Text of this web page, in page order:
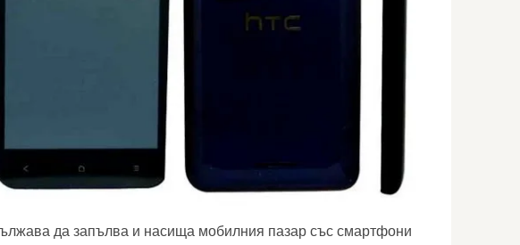
да запълва и насища мобилния пазар със смартфони